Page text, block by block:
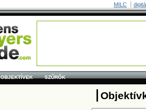
MILC
OBJEKTÍVEK SZŰRŐK